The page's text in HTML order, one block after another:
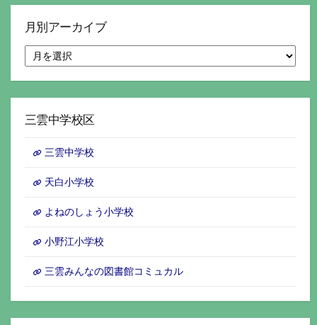
月別アーカイブ
別
ア
イ
三雲中学校区
三雲中学校
天白小学校
よねのしょう小学校
小野江小学校
三雲みんなの図書館コミュカル